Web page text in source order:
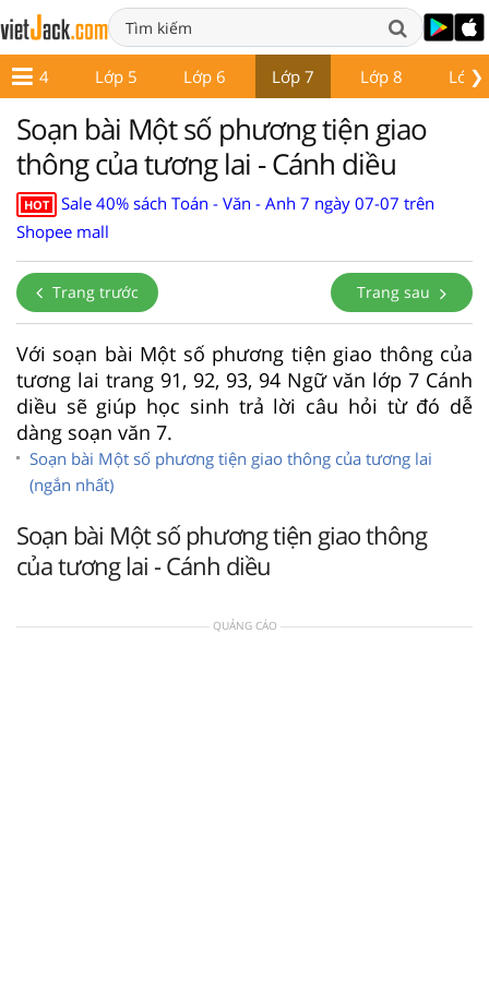
❯
Lớp 4 Lớp 5 Lớp 6 Lớp 7 Lớp 8 Lớp
Soạn bài Một số phương tiện giao
thông của tương lai - Cánh diều
HOT
Sale 40% sách Toán - Văn - Anh 7 ngày 07-07 trên
Shopee mall
Trang trước Trang sau
Với soạn bài Một số phương tiện giao thông của
tương lai trang 91, 92, 93, 94 Ngữ văn lớp 7 Cánh
diều sẽ giúp học sinh trả lời câu hỏi từ đó dễ
dàng soạn văn 7.
Soạn bài Một số phương tiện giao thông của tương lai
(ngắn nhất)
Soạn bài Một số phương tiện giao thông
của tương lai - Cánh diều
QUẢNG CÁO